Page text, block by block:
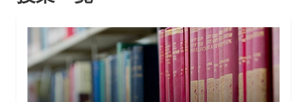
流しながら勉学できるのが、文学部の教育の特徴だと思
います。
人文学研究科には 25 の分野・専門があり、文学部で学
べる人文学の基幹的な学問領域に加えて、より学際的な